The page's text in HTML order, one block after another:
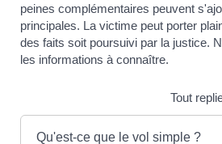
peines complémentaires peuvent
principales. La victime peut porter
des faits soit poursuivi par la justice.
les informations à connaître.
Tout
Qu'est-ce que le vol simple ?